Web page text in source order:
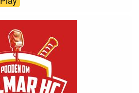
säsong än förra året.Han pratar
Stolt lockade med för att få honom
att det är gött gäng han kommit till.